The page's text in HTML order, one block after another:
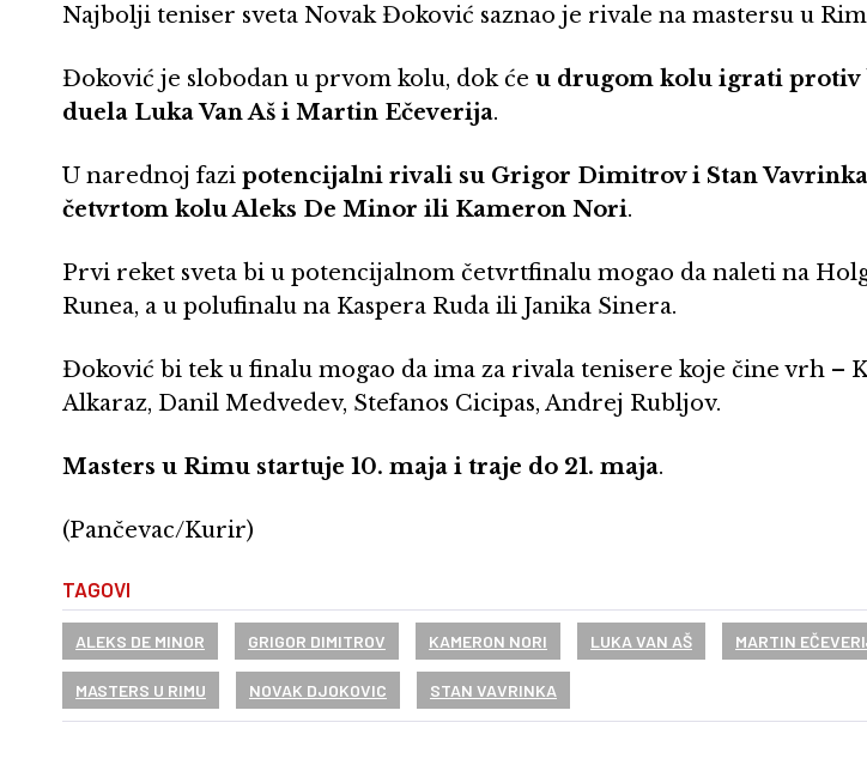
Najbolji teniser sveta Novak Đoković saznao je rivale na mastersu u
Đoković je slobodan u prvom kolu, dok će u drugom kolu igrati protiv
duela Luka Van Aš i Martin Ečeverija.
U narednoj fazi potencijalni rivali su Grigor Dimitrov i Stan
četvrtom kolu Aleks De Minor ili Kameron Nori.
Prvi reket sveta bi u potencijalnom četvrtfinalu mogao da naleti na
Runea, a u polufinalu na Kaspera Ruda ili Janika Sinera.
Đoković bi tek u finalu mogao da ima za rivala tenisere koje čine vrh –
Alkaraz, Danil Medvedev, Stefanos Cicipas, Andrej Rubljov.
Masters u Rimu startuje 10. maja i traje do 21. maja.
(Pančevac/Kurir)
TAGOVI
ALEKS DE MINOR GRIGOR DIMITROV KAMERON NORI LUKA VAN AŠ MARTIN
MASTERS U RIMU NOVAK DJOKOVIC STAN VAVRINKA